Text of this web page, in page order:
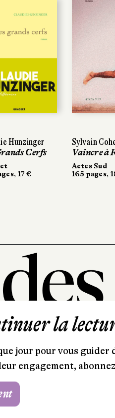
Hunzinger
Cerfs
17 €
Sylvain
Vaincre à
Actes Sud
165 pages,
Hunzinger
Cerfs
17 €
Sylvain
Vaincre à
Actes Sud
165 pages,
101, rue
T. 01 44
la
jour pour vous
engagement,